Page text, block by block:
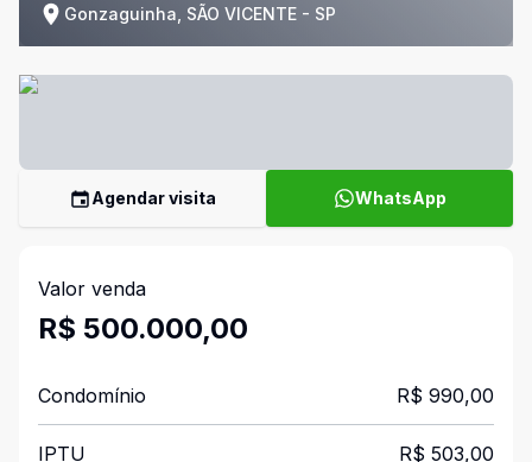
Gonzaguinha, SÃO VICENTE - SP
Agendar visita WhatsApp
Valor venda
R$ 500.000,00
Condomínio R$ 990,00
IPTU R$ 503,00